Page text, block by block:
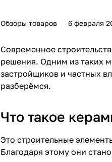
Обзоры товаров 6 февраля
Современное
решения. Одним из таких
застройщиков и частных
разберёмся.
Что такое
Это строительные
Благодаря этому они